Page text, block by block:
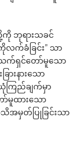
ဘုရားသခင်
လက်ခံခြင်း” သာ
သက်ရှင်တော်မူသော
ားနားသော
ကြည်ချက်မှာ
မူထားသော
မှတ်ပြုခြင်းသာ